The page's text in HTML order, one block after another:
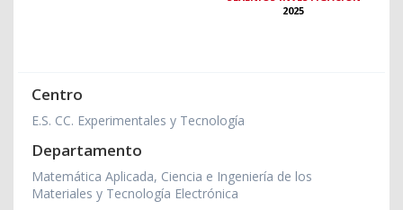
2025
Centro
E.S. CC. Experimentales y Tecnología
Departamento
Matemática Aplicada, Ciencia e Ingeniería de los
Materiales y Tecnología Electrónica